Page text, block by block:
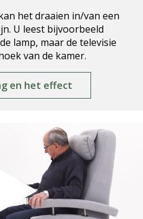
het draaien in/van een
U leest bijvoorbeeld
lamp, maar de televisie
van de kamer.
en het effect